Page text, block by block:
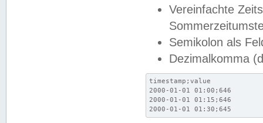
Vereinfachte
Semikolon als
Dezimalkomma
timestamp;value
2000-01-01 01:00;646
2000-01-01 01:15;646
2000-01-01 01:30;645